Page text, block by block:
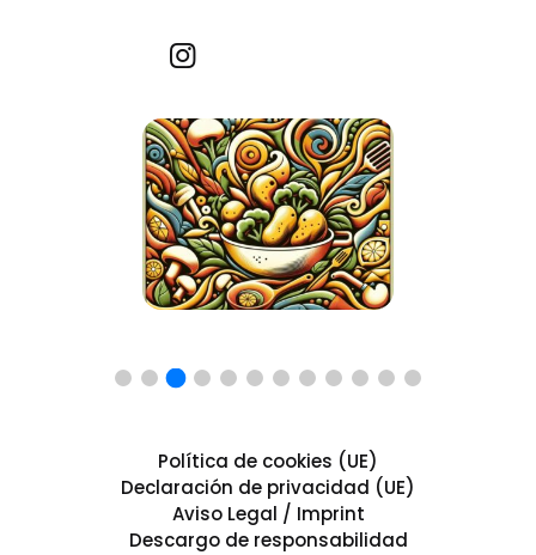
Política de cookies (UE)
Declaración de privacidad (UE)
Aviso Legal / Imprint
Descargo de responsabilidad